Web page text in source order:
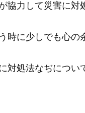
協力して災害に対
時に少しでも心の
対処法なぢについ